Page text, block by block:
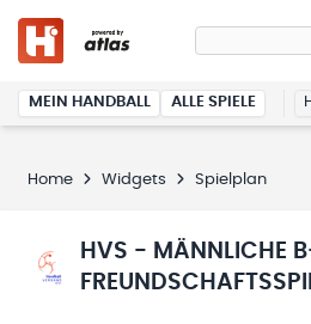
MEIN HANDBALL ALLE SPIELE
Home Widgets Spielplan
HVS - MÄNNLICHE